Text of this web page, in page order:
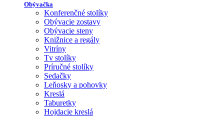
Obývačka
Konferenčné stolíky
Obývacie zostavy
Obývacie steny
Knižnice a regály
Vitríny
Tv stolíky
Príručné stolíky
Sedačky
Leňosky a pohovky
Kreslá
Taburetky
Hojdacie kreslá